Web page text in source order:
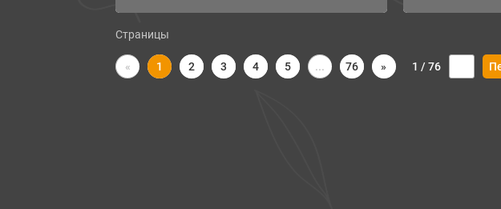
Страницы
« 1 2 3 4 5 ... 76 » 1 / 76